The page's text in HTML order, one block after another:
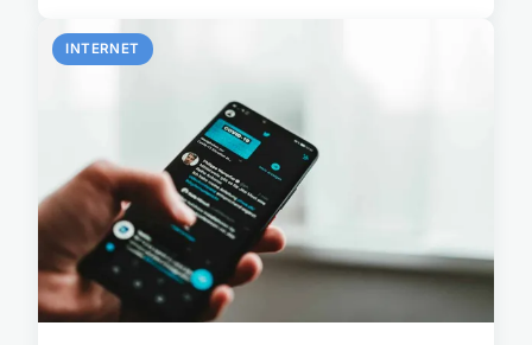
INTERNET